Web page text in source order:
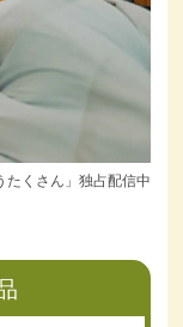
たくさん」独占配信中